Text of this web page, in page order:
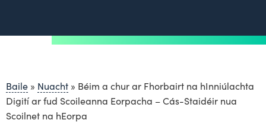
Baile » Nuacht » Béim a chur ar Fhorbairt na hInniúlachta
Digití ar fud Scoileanna Eorpacha – Cás-Staidéir nua
Scoilnet na hEorpa